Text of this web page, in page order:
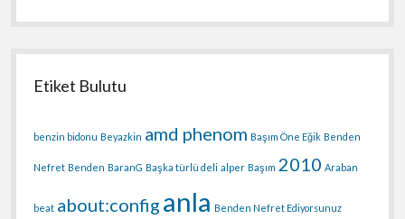
Etiket Bulutu
benzin bidonu Beyazkin amd phenom Başım Öne Eğik Benden
Nefret Benden BaranG Başka türlü deli alper Başım 2010 Araban
beat about:config anla Benden Nefret Ediyorsunuz